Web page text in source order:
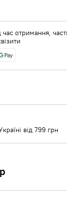
отримання,
від 799 грн